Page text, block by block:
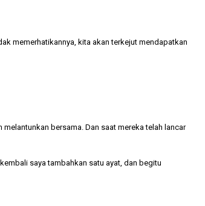
memerhatikannya, kita akan terkejut mendapatkan
bersama. Dan saat mereka telah lancar
saya tambahkan satu ayat, dan begitu